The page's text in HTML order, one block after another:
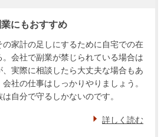
にもおすすめ
家計の足しにするために自宅での在
会社で副業が禁じられている場合は
実際に相談したら大丈夫な場合もあ
社の仕事はしっかりやりましょう。
自分で守るしかないのです。
詳しく読む